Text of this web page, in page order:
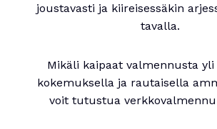
joustavasti ja kiireisessäkin
tavalla.
Mikäli kaipaat valmennusta yli
kokemuksella ja rautaisella
voit tutustua